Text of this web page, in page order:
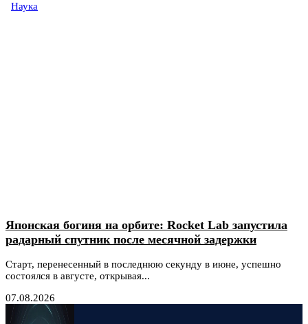
Наука
Японская богиня на орбите: Rocket Lab запустила
радарный спутник после месячной задержки
Старт, перенесенный в последнюю секунду в июне, успешно
состоялся в августе, открывая...
07.08.2026